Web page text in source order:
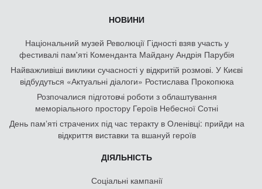
НОВИНИ
Національний музей Революції Гідності взяв участь у
фестивалі пам'яті Коменданта Майдану Андрія Парубія
Найважливіші виклики сучасності у відкритій розмові. У Києві
відбудуться «Актуальні діалоги» Ростислава Прокопюка
Розпочалися підготовчі роботи з облаштування
меморіального простору Героїв Небесної Сотні
День памʼяті страчених під час теракту в Оленівці: прийди на
відкриття виставки та вшануй героїв
ДІЯЛЬНІСТЬ
Соціальні кампанії